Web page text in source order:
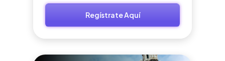
Regístrate Aquí